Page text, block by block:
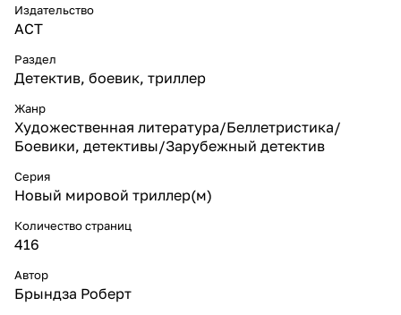
Издательство
АСТ
Раздел
Детектив, боевик, триллер
Жанр
Художественная литература/Беллетристика/
Боевики, детективы/Зарубежный детектив
Серия
Новый мировой триллер(м)
Количество страниц
416
Автор
Брындза Роберт